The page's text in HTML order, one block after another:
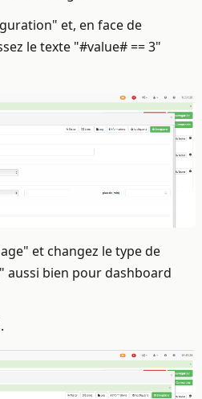
et, en face de
le texte "#value# == 3"
et changez le type de
aussi bien pour dashboard